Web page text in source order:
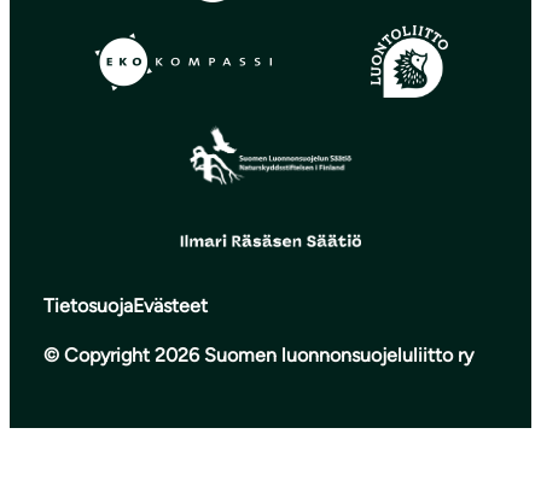
TietosuojaEvästeet
© Copyright 2026 Suomen luonnonsuojeluliitto ry